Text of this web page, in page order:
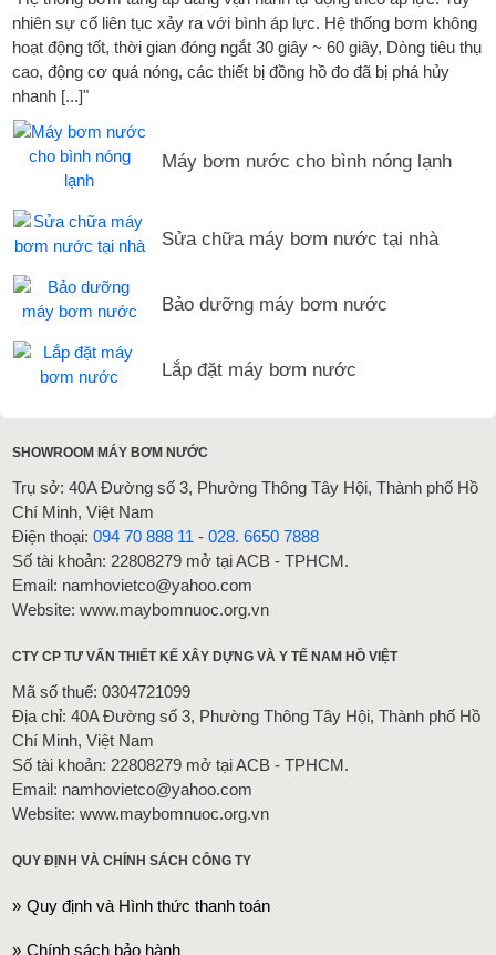
nhiên sự cố liên tục xảy ra với bình áp lực. Hệ thống bơm không
hoạt động tốt, thời gian đóng ngắt 30 giây ~ 60 giây, Dòng tiêu thụ
cao, động cơ quá nóng, các thiết bị đồng hồ đo đã bị phá hủy
nhanh [...]"
Máy bơm nước cho bình nóng lạnh
Sửa chữa máy bơm nước tại nhà
Bảo dưỡng máy bơm nước
Lắp đặt máy bơm nước
SHOWROOM MÁY BƠM NƯỚC
Trụ sở: 40A Đường số 3, Phường Thông Tây Hội, Thành phố Hồ
Chí Minh, Việt Nam
Điện thoại:094 70 888 11 -028. 6650 7888
Số tài khoản: 22808279 mở tại ACB - TPHCM.
Email: namhovietco@yahoo.com
Website: www.maybomnuoc.org.vn
CTY CP TƯ VẤN THIẾT KẾ XÂY DỰNG VÀ Y TẾ NAM HỒ VIỆT
Mã số thuế: 0304721099
Địa chỉ: 40A Đường số 3, Phường Thông Tây Hội, Thành phố Hồ
Chí Minh, Việt Nam
Số tài khoản: 22808279 mở tại ACB - TPHCM.
Email: namhovietco@yahoo.com
Website: www.maybomnuoc.org.vn
QUY ĐỊNH VÀ CHÍNH SÁCH CÔNG TY
Quy định và Hình thức thanh toán
Chính sách bảo hành